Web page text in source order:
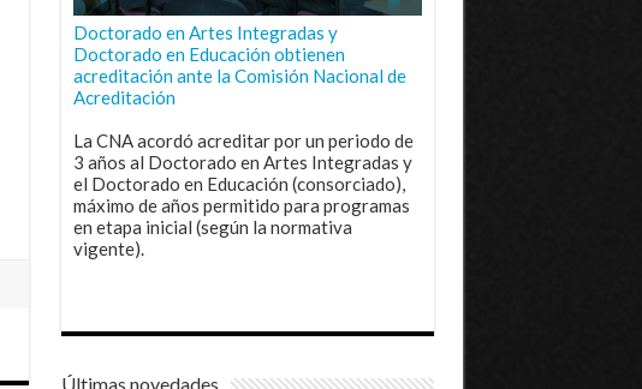
Doctorado en Artes Integradas y
Doctorado en Educación obtienen
acreditación ante la Comisión Nacional de
Acreditación
La CNA acordó acreditar por un periodo de
3 años al Doctorado en Artes Integradas y
el Doctorado en Educación (consorciado),
máximo de años permitido para programas
en etapa inicial (según la normativa
vigente).
Últimas novedades